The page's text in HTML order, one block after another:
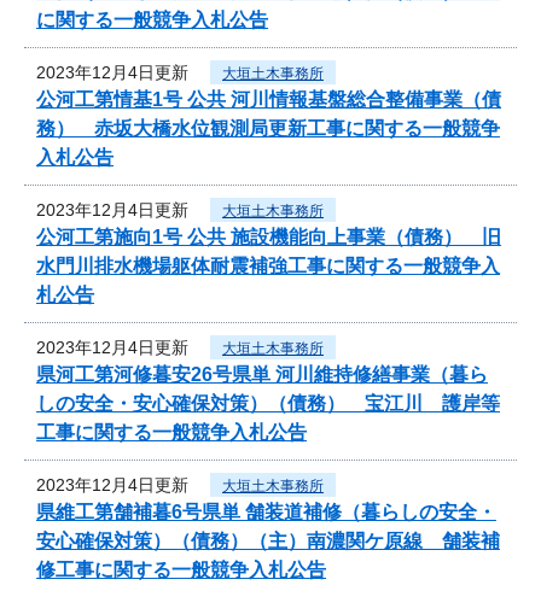
に関する一般競争入札公告
2023年12月4日更新 大垣土木事務所
公河工第情基1号 公共 河川情報基盤総合整備事業（債
務） 赤坂大橋水位観測局更新工事に関する一般競争
入札公告
2023年12月4日更新 大垣土木事務所
公河工第施向1号 公共 施設機能向上事業（債務） 旧
水門川排水機場躯体耐震補強工事に関する一般競争入
札公告
2023年12月4日更新 大垣土木事務所
県河工第河修暮安26号県単 河川維持修繕事業（暮ら
しの安全・安心確保対策）（債務） 宝江川 護岸等
工事に関する一般競争入札公告
2023年12月4日更新 大垣土木事務所
県維工第舗補暮6号県単 舗装道補修（暮らしの安全・
安心確保対策）（債務）（主）南濃関ケ原線 舗装補
修工事に関する一般競争入札公告